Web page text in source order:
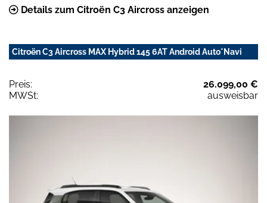
Details zum Citroën C3 Aircross anzeigen
Citroën C3 Aircross MAX Hybrid 145 6AT Android Auto*Navi
Preis:
26.099,00 €
MWSt:
ausweisbar